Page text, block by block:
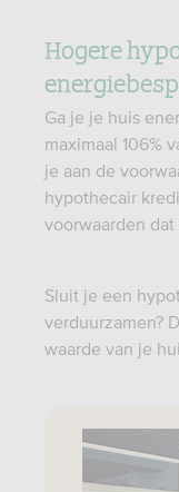
Hogere
Ga je je huis
maximaal 106%
je aan de
hypothecair
voorwaarden dat
Sluit je een
verduurzamen?
waarde van je